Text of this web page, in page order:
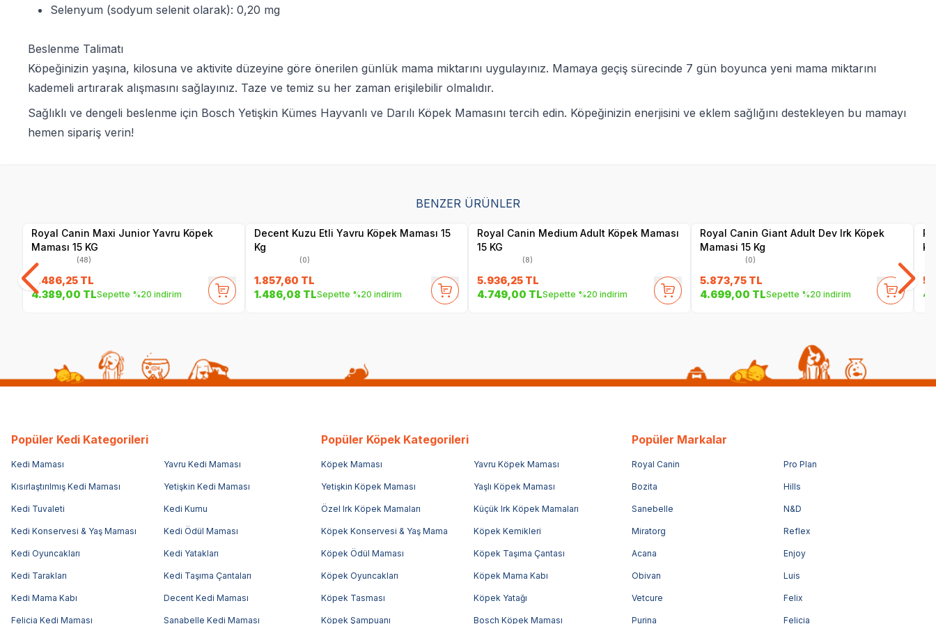
Selenyum (sodyum selenit olarak): 0,20 mg
Beslenme Talimatı
Köpeğinizin yaşına, kilosuna ve aktivite düzeyine göre önerilen günlük mama miktarını uygulayınız. Mamaya geçiş sürecinde 7 gün boyunca yeni mama miktarını
kademeli artırarak alışmasını sağlayınız. Taze ve temiz su her zaman erişilebilir olmalıdır.
Sağlıklı ve dengeli beslenme için Bosch Yetişkin Kümes Hayvanlı ve Darılı Köpek Mamasını tercih edin. Köpeğinizin enerjisini ve eklem sağlığını destekleyen bu mamayı
hemen sipariş verin!
BENZER ÜRÜNLER
Royal Canin Maxi Junior Yavru Köpek
Maması 15 KG
(48)
5.486,25 TL
4.389,00 TLSepette %20 indirim
Decent Kuzu Etli Yavru Köpek Maması 15
Kg
(0)
1.857,60 TL
1.486,08 TLSepette %20 indirim
Royal Canin Medium Adult Köpek Maması
15 KG
(8)
5.936,25TL
4.749,00 TLSepette %20 indirim
Royal Canin Giant Adult Dev Irk Köpek
Mamasi 15 Kg
(0)
5.873,75TL
4.699,00 TLSepette %20 indirim
Popüler Kedi Kategorileri
Kedi Maması Yavru Kedi Maması
Kısırlaştırılmış Kedi Maması Yetişkin Kedi Maması
Kedi Tuvaleti Kedi Kumu
Kedi Konservesi & Yaş Maması Kedi Ödül Maması
Kedi Oyuncakları Kedi Yatakları
Kedi Tarakları Kedi Taşıma Çantaları
Kedi Mama Kabı Decent Kedi Maması
Felicia Kedi Maması Sanabelle Kedi Maması
Popüler Köpek Kategorileri
Köpek Maması Yavru Köpek Maması
Yetişkin Köpek Maması Yaşlı Köpek Maması
Özel Irk Köpek Mamaları Küçük Irk Köpek Mamaları
Köpek Konservesi & Yaş Mama Köpek Kemikleri
Köpek Ödül Maması Köpek Taşıma Çantası
Köpek Oyuncakları Köpek Mama Kabı
Köpek Tasması Köpek Yatağı
Köpek Şampuanı Bosch Köpek Maması
Popüler Markalar
Royal Canin Pro Plan
Bozita Hills
Sanebelle N&D
Miratorg Reflex
Acana Enjoy
Obivan Luis
Vetcure Felix
Purina Felicia